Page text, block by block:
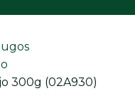
300g (02A930)